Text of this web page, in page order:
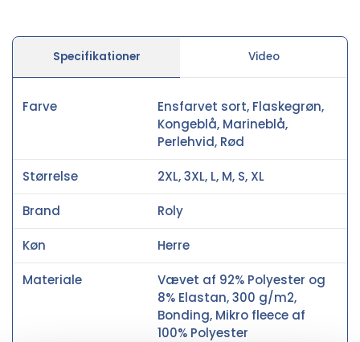
Specifikationer Video
Farve
Ensfarvet sort, Flaskegrøn,
Kongeblå, Marineblå,
Perlehvid, Rød
Størrelse 2XL, 3XL, L, M, S, XL
Brand Roly
Køn Herre
Materiale
Vævet af 92% Polyester og
8% Elastan, 300 g/m2,
Bonding, Mikro fleece af
100% Polyester